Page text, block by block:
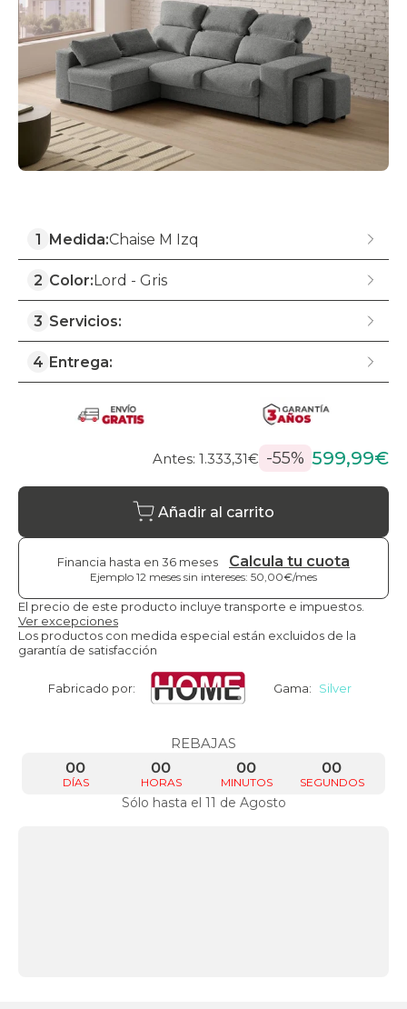
1 Medida:Chaise M Izq
2 Color: Lord - Gris
3 Servicios:
4 Entrega:
Antes: 1.333,31€ -55% 599,99€
Añadir al carrito
Financia hasta en 36 meses Calcula tu cuota
Ejemplo 12 meses sin intereses: 50,00€/mes
El precio de este producto incluye transporte e impuestos.
Ver excepciones
Los productos con medida especial están excluidos de la
garantía de satisfacción
Fabricado por: Gama: Silver
REBAJAS
DÍAS
00
HORAS
00
MINUTOS
00
SEGUNDOS
00
Sólo hasta el 11 de Agosto